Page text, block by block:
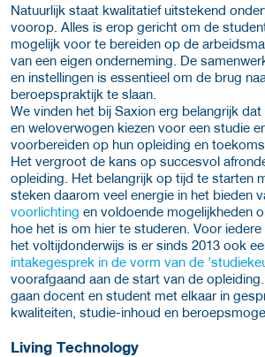
Natuurlijk staat kwalitatief uitstekend
voorop. Alles is erop gericht om de
mogelijk voor te bereiden op de
van een eigen onderneming. De
en instellingen is essentieel om de brug
beroepspraktijk te slaan.
We vinden het bij Saxion erg belangrijk
en weloverwogen kiezen voor een studie
voorbereiden op hun opleiding en
Het vergroot de kans op succesvol
opleiding. Het belangrijk op tijd te starten
steken daarom veel energie in het bieden
voorlichting en voldoende mogelijkheden
hoe het is om hier te studeren. Voor
het voltijdonderwijs is er sinds 2013 ook
intakegesprek in de vorm van de
voorafgaand aan de start van de
gaan docent en student met elkaar in
kwaliteiten, studie-inhoud en
Living Technology